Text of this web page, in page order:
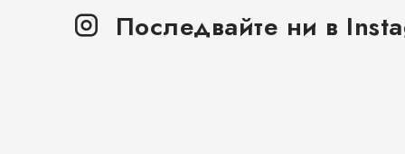
Последвайте ни в